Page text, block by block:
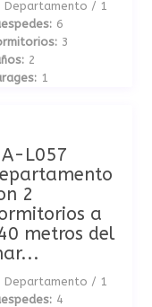
Departamento / 1
6
3
2
1
L057
2
a
metros del
Departamento / 1
4